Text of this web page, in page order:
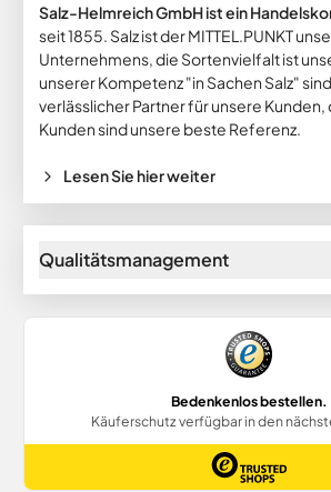
Salz-Helmreich GmbH ist ein
seit 1855. Salz ist der MITTEL.PUNKT
Unternehmens, die Sortenvielfalt ist
unserer Kompetenz "in Sachen Salz"
verlässlicher Partner für unsere
Kunden sind unsere beste Referenz.
Lesen Sie hier weiter
Qualitätsmanagement